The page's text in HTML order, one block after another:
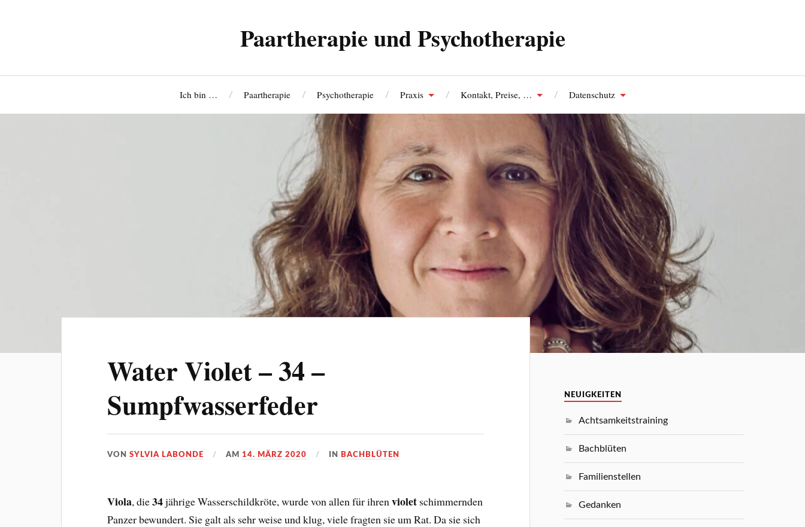
Paartherapie und Psychotherapie
Ich bin … Paartherapie Psychotherapie Praxis Kontakt, Preise, … Datenschutz
Water Violet – 34 –
Sumpfwasserfeder
VONSYLVIA LABONDE AM14. MÄRZ 2020 IN BACHBLÜTEN
Viola, die34jährige Wasserschildkröte, wurde von allen für ihrenviolet schimmernden
Panzer bewundert. Sie galt als sehr weise und klug, viele fragten sie um Rat. Da sie sich
NEUIGKEITEN
Achtsamkeitstraining
Bachblüten
Familienstellen
Gedanken